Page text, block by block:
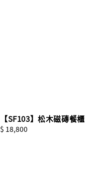
【SF103】松木磁磚餐櫃
Regular
$ 18,800